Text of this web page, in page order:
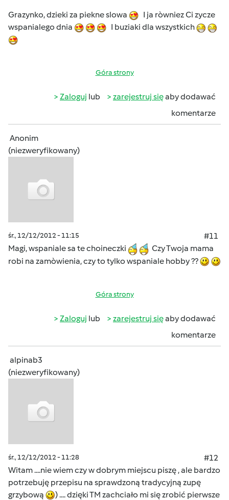
Grazynko, dzieki za piekne slowa
I ja ròwniez Ci zycze
wspanialego dnia
I buziaki dla wszystkich
Góra strony
Zaloguj lub zarejestruj sięaby dodawać
komentarze
Anonim
(niezweryfikowany)
śr., 12/12/2012 - 11:15
#11
Magi, wspaniale sa te choineczki
Czy Twoja mama
robi na zamòwienia, czy to tylko wspaniale hobby ??
Góra strony
Zaloguj lub zarejestruj sięaby dodawać
komentarze
alpinab3
(niezweryfikowany)
śr., 12/12/2012 - 11:28
#12
Witam ....nie wiem czy w dobrym miejscu piszę , ale bardzo
potrzebuję przepisu na sprawdzoną tradycyjną zupę
grzybową
) .... dzięki TM zachciało mi się zrobić pierwsze